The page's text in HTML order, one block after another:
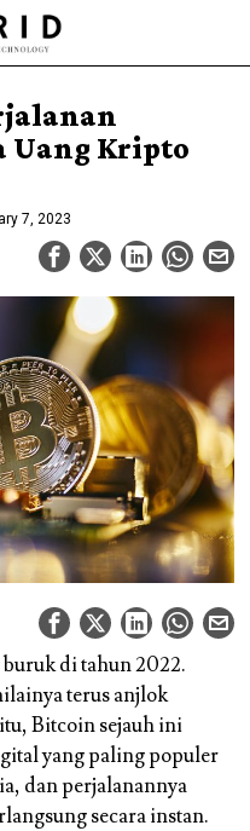
Uang Kripto
7, 2023
di tahun 2022.
terus anjlok
Bitcoin sejauh ini
yang paling populer
dan perjalanannya
secara instan.